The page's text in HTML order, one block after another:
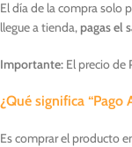
El día de la compra solo
llegue a tienda,pagas el
Importante: El precio de
¿Qué significa “Pago
Es comprar el producto